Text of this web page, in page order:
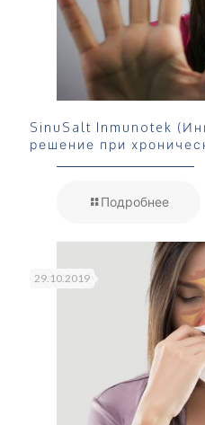
SinuSalt Inmunotek
решение при
Подробнее
29.10.2019